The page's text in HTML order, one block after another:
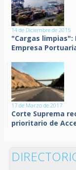
14 de Diciembre de 2015
"Cargas limpias":
Empresa
17 de Marzo de 2017
Corte Suprema
prioritario de